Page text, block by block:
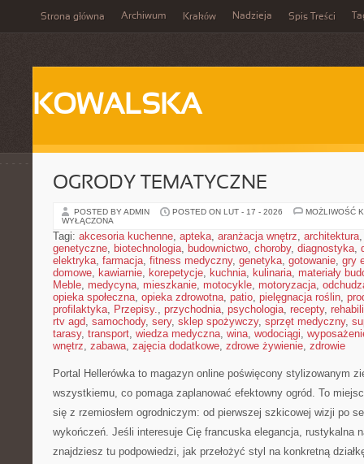
Strona główna Archiwum Kraków Nadzieja Spis Treści
KOWALSKA
OGRODY TEMATYCZNE
POSTED BY ADMIN POSTED ON LUT - 17 - 2026
MOŻLIWOŚĆ
WYŁĄCZONA
Tagi: akcesoria kuchenne, apteka, aranżacja wnętrz, architektura
genetyczne, biotechnologia, budownictwo, choroby, diagnostyka,
elektryka, farmacja, fitness medyczny, genetyka, gotowanie, gry
domowe, kawiarnie, korepetycje, kuchnia, kulinaria, materiały
Meble, medycyna, mieszkanie, motocykle, motoryzacja,
opieka społeczna, opieka zdrowotna, patio, pielęgnacja roślin,
profilaktyka, Przepisy., przychodnia, psychologia, recepty,
rtv agd, samochody, sery, sklep spożywczy, sprzęt medyczny,
tarasy, transport, wiedza medyczna, wina, wodociągi,
wnętrz, zabawa, zajęcia dodatkowe, zdrowe żywienie, zdrowie
Portal Hellerówka to magazyn online poświęcony stylizowanym
wszystkiemu, co pomaga zaplanować efektowny ogród. To
się z rzemiosłem ogrodniczym: od pierwszej szkicowej wizji po
wykończeń. Jeśli interesuje Cię francuska elegancja, rustykalna
znajdziesz tu podpowiedzi, jak przełożyć styl na konkretną